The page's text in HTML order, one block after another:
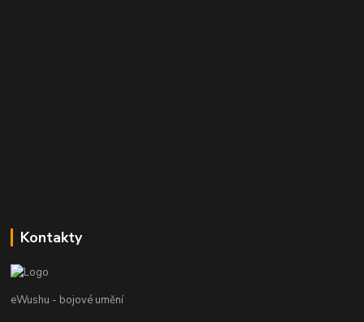
Kontakty
eWushu - bojové umění